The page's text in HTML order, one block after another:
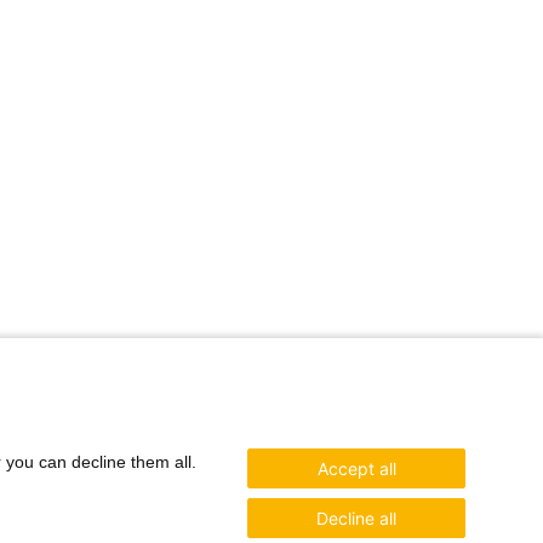
can decline them all. Accept all
Decline all